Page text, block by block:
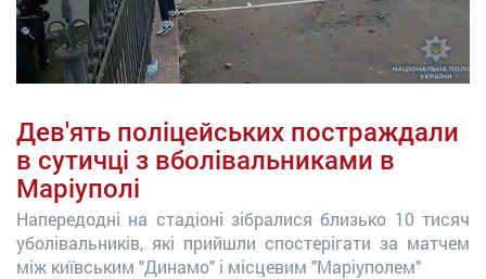
Дев'ять поліцейських постраждали
в сутичці з вболівальниками в
Маріуполі
Напередодні на стадіоні зібралися близько 10 тисяч
уболівальників, які прийшли спостерігати за матчем
між київським "Динамо" і місцевим "Маріуполем"